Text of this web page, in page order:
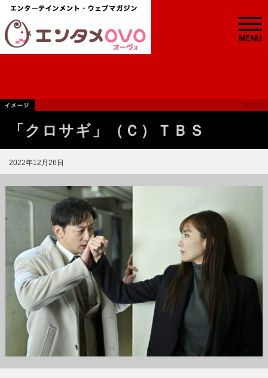
MENU
「クロサギ」（Ｃ）ＴＢＳ
2022年12月26日